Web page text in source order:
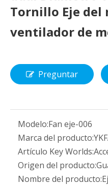
Tornillo Eje del
ventilador de
Preguntar
Modelo:Fan eje-006
Marca del producto:
Artículo Key Worlds:
Origen del producto:
Nombre del producto: